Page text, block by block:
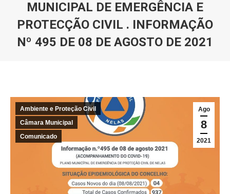
MUNICIPAL DE EMERGÊNCIA E
PROTECÇÃO CIVIL . INFORMAÇÃO
Nº 495 DE 08 DE AGOSTO DE 2021
Ago
8
2021
Ambiente e Proteção Civil
Câmara Municipal
Comunicado